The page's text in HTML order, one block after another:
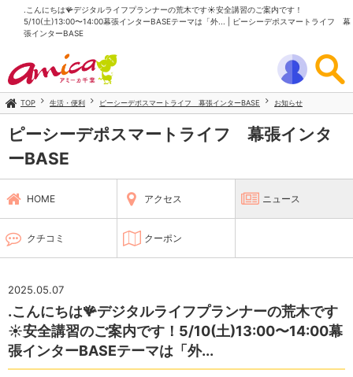
.こんにちは🪸デジタルライフプランナーの荒木です☀️安全講習のご案内です！
5/10(土)13:00〜14:00幕張インターBASEテーマは「外... | ピーシーデポスマートライフ 幕
張インターBASE
TOP 生活・便利 ピーシーデポスマートライフ 幕張インターBASE お知らせ
ピーシーデポスマートライフ 幕張インタ
ーBASE
HOME アクセス ニュース
クチコミ クーポン
2025.05.07
.こんにちは🪸デジタルライフプランナーの荒木です
☀️安全講習のご案内です！5/10(土)13:00〜14:00幕
張インターBASEテーマは「外...